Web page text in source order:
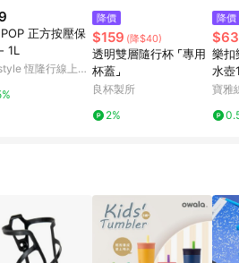
正方按壓保
1L
恆隆行線上購
降價
$159 (降$40)
透明雙層隨行杯 ⌜專用
杯蓋⌟
良杯製所
2%
降價
樂扣
水壺
寶雅